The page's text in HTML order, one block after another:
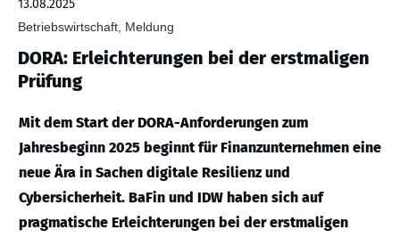
13.08.2025
Betriebswirtschaft, Meldung
DORA: Erleichterungen bei der erstmaligen
Prüfung
Mit dem Start der DORA-Anforderungen zum
Jahresbeginn 2025 beginnt für Finanzunternehmen eine
neue Ära in Sachen digitale Resilienz und
Cybersicherheit. BaFin und IDW haben sich auf
pragmatische Erleichterungen bei der erstmaligen